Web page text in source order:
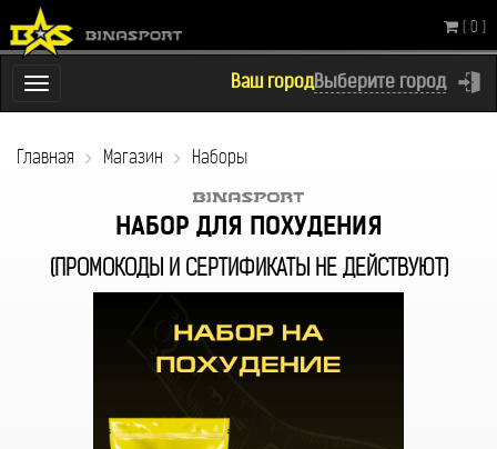
Ваш городВыберите город
( 0 )
Переключатель
навигации
Главная
Магазин Наборы
НАБОР ДЛЯ ПОХУДЕНИЯ
(ПРОМОКОДЫ И СЕРТИФИКАТЫ НЕ